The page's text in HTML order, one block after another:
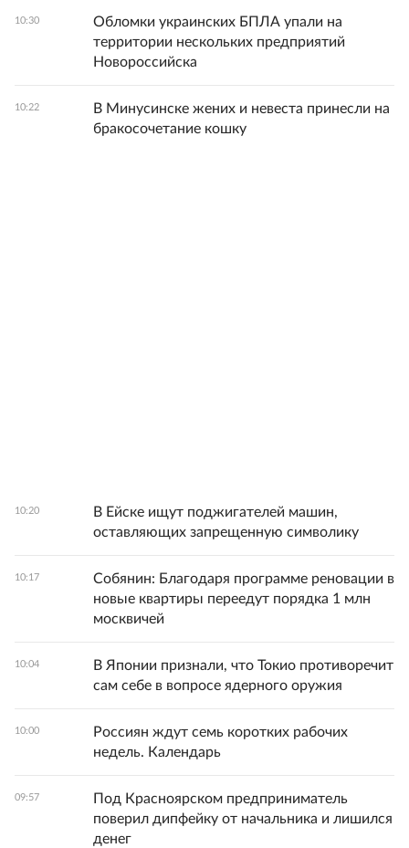
10:30
Обломки украинских БПЛА упали на
территории нескольких предприятий
Новороссийска
10:22
В Минусинске жених и невеста принесли на
бракосочетание кошку
10:20
В Ейске ищут поджигателей машин,
оставляющих запрещенную символику
10:17
Собянин: Благодаря программе реновации в
новые квартиры переедут порядка 1 млн
москвичей
10:04
В Японии признали, что Токио противоречит
сам себе в вопросе ядерного оружия
10:00
Россиян ждут семь коротких рабочих
недель. Календарь
09:57
Под Красноярском предприниматель
поверил дипфейку от начальника и лишился
денег